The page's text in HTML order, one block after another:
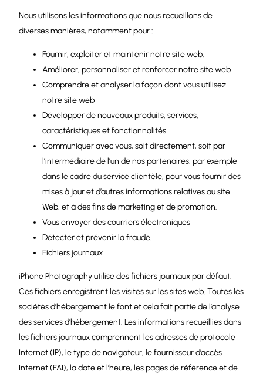
Nous utilisons les informations que nous recueillons de
diverses manières, notamment pour :
Fournir, exploiter et maintenir notre site web.
Améliorer, personnaliser et renforcer notre site web
Comprendre et analyser la façon dont vous utilisez
notre site web
Développer de nouveaux produits, services,
caractéristiques et fonctionnalités
Communiquer avec vous, soit directement, soit par
l’intermédiaire de l’un de nos partenaires, par exemple
dans le cadre du service clientèle, pour vous fournir des
mises à jour et d’autres informations relatives au site
Web, et à des fins de marketing et de promotion.
Vous envoyer des courriers électroniques
Détecter et prévenir la fraude.
Fichiers journaux
iPhone Photography utilise des fichiers journaux par défaut.
Ces fichiers enregistrent les visites sur les sites web. Toutes les
sociétés d’hébergement le font et cela fait partie de l’analyse
des services d’hébergement. Les informations recueillies dans
les fichiers journaux comprennent les adresses de protocole
Internet (IP), le type de navigateur, le fournisseur d’accès
Internet (FAI), la date et l’heure, les pages de référence et de